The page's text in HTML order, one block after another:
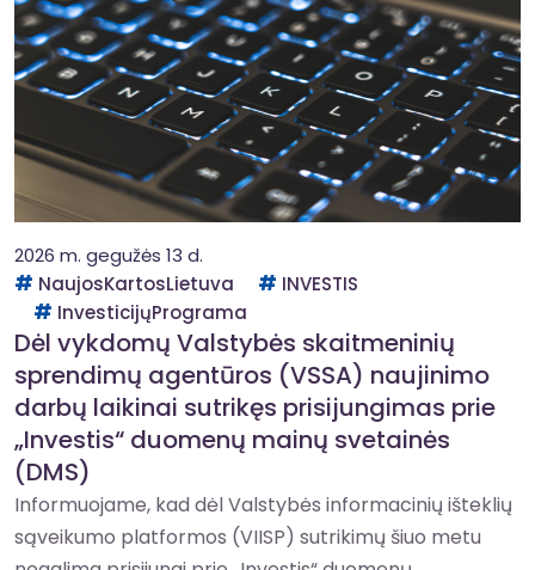
2026 m. gegužės 13 d.
NaujosKartosLietuva
INVESTIS
InvesticijųPrograma
Dėl vykdomų Valstybės skaitmeninių
sprendimų agentūros (VSSA) naujinimo
darbų laikinai sutrikęs prisijungimas prie
„Investis“ duomenų mainų svetainės
(DMS)
Informuojame, kad dėl Valstybės informacinių išteklių
sąveikumo platformos (VIISP) sutrikimų šiuo metu